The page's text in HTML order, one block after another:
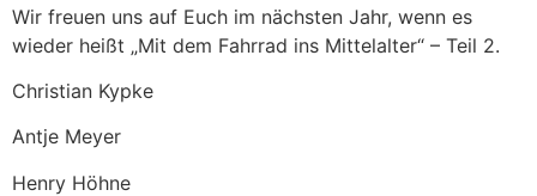
Wir freuen uns auf Euch im nächsten Jahr, wenn es
wieder heißt „Mit dem Fahrrad ins Mittelalter“ – Teil 2.
Christian Kypke
Antje Meyer
Henry Höhne